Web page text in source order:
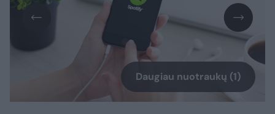
Daugiau nuotraukų (1)